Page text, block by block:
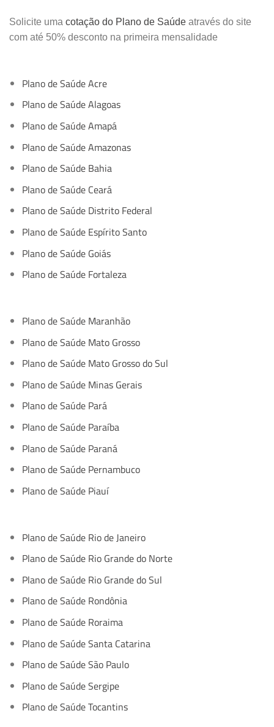
Solicite uma cotação do Plano de Saúde através do site
com até 50% desconto na primeira mensalidade
Plano de Saúde Acre
Plano de Saúde Alagoas
Plano de Saúde Amapá
Plano de Saúde Amazonas
Plano de Saúde Bahia
Plano de Saúde Ceará
Plano de Saúde Distrito Federal
Plano de Saúde Espírito Santo
Plano de Saúde Goiás
Plano de Saúde Fortaleza
Plano de Saúde Maranhão
Plano de Saúde Mato Grosso
Plano de Saúde Mato Grosso do Sul
Plano de Saúde Minas Gerais
Plano de Saúde Pará
Plano de Saúde Paraíba
Plano de Saúde Paraná
Plano de Saúde Pernambuco
Plano de Saúde Piauí
Plano de Saúde Rio de Janeiro
Plano de Saúde Rio Grande do Norte
Plano de Saúde Rio Grande do Sul
Plano de Saúde Rondônia
Plano de Saúde Roraima
Plano de Saúde Santa Catarina
Plano de Saúde São Paulo
Plano de Saúde Sergipe
Plano de Saúde Tocantins